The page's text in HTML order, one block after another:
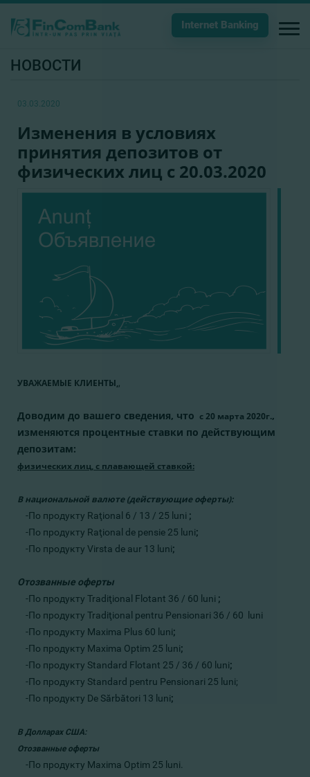
Internet Banking
НОВОСТИ
03.03.2020
Изменения в условиях
принятия депозитов от
физических лиц с 20.03.2020
УВАЖАЕМЫЕ КЛИЕНТЫ,
Доводим до вашего сведения, что с 20 марта 2020г.,
изменяются процентные ставки по действующим
депозитам:
физических лиц, с плавающей ставкой:
В национальной валюте (действующие оферты):
-По продукту Raţional 6 / 13 / 25 luni ;
-По продукту Raţional de pensie 25 luni;
-По продукту Virsta de aur 13 luni;
Отозванные оферты
-По продукту Tradiţional Flotant 36 / 60 luni ;
-По продукту Tradiţional pentru Pensionari 36 / 60 luni
-По продукту Maxima Plus 60 luni;
-По продукту Maxima Optim 25 luni;
-По продукту Standard Flotant 25 / 36 / 60 luni;
-По продукту Standard pentru Pensionari 25 luni;
-По продукту De Sărbători 13 luni;
В Долларах США:
Отозванные оферты
-По продукту Maxima Optim 25 luni.